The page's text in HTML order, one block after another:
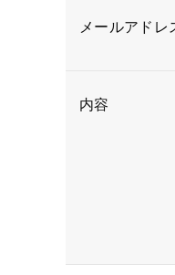
メールアドレ
内容